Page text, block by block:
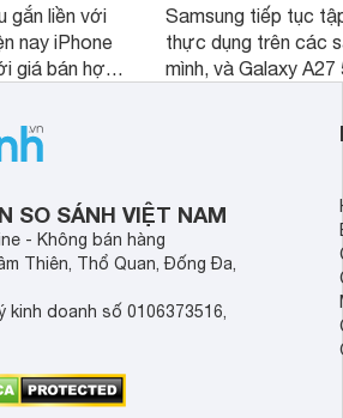
gắn liền với
nay iPhone
giá bán hợp
Samsung tiếp tục
thực dụng trên các
mình, và Galaxy
tới cho người dùng
lượng với nhiều
SO SÁNH VIỆT NAM
- Không bán hàng
Thiên, Thổ Quan, Đống Đa,
kinh doanh số 0106373516,